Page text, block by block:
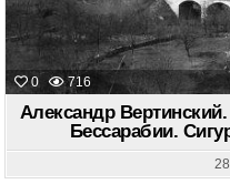
0 716
Александр
Бессарабии.